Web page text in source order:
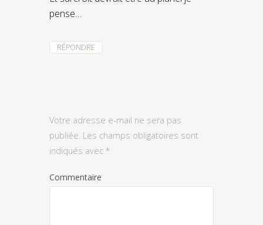
pense…
RÉPONDRE
Votre adresse e-mail ne sera pas
publiée. Les champs obligatoires sont
indiqués avec *
Commentaire